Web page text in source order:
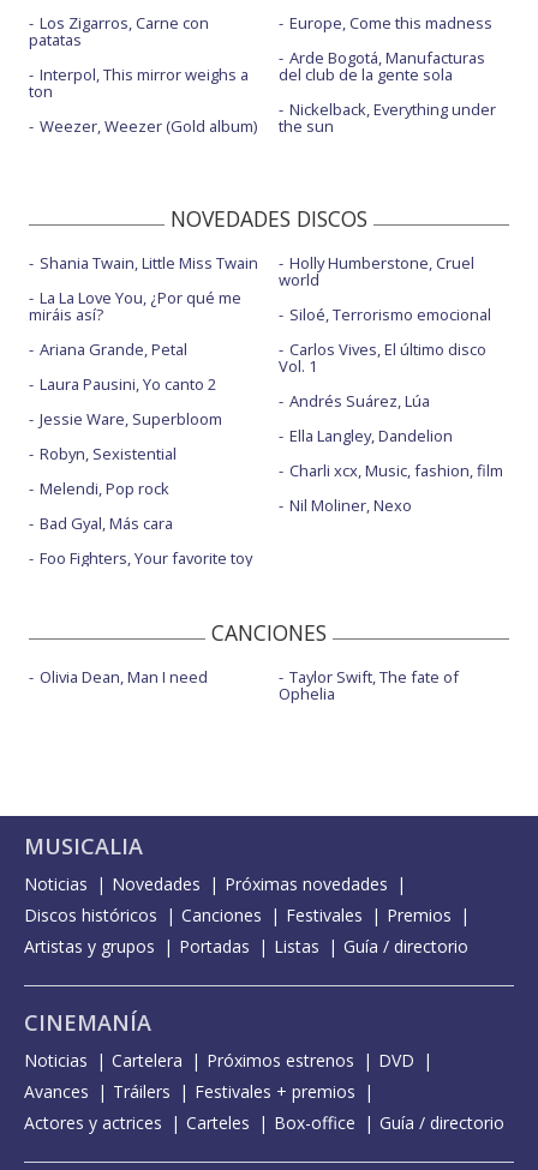
Los Zigarros, Carne con
patatas
Interpol, This mirror weighs a
ton
Weezer, Weezer (Gold album)
Europe, Come this madness
Arde Bogotá, Manufacturas
del club de la gente sola
Nickelback, Everything under
the sun
NOVEDADES DISCOS
Shania Twain, Little Miss Twain
La La Love You, ¿Por qué me
miráis así?
Ariana Grande, Petal
Laura Pausini, Yo canto 2
Jessie Ware, Superbloom
Robyn, Sexistential
Melendi, Pop rock
Bad Gyal, Más cara
Foo Fighters, Your favorite toy
Holly Humberstone, Cruel
world
Siloé, Terrorismo emocional
Carlos Vives, El último disco
Vol. 1
Andrés Suárez, Lúa
Ella Langley, Dandelion
Charli xcx, Music, fashion, film
Nil Moliner, Nexo
CANCIONES
Olivia Dean, Man I need Taylor Swift, The fate of
Ophelia
MUSICALIA
Noticias Novedades
Próximas novedades
Discos históricos
Canciones Festivales
Premios
Artistas y grupos
Portadas Listas Guía / directorio
CINEMANÍA
Noticias Cartelera Próximos estrenos
DVD
Avances
Tráilers
Festivales + premios
Actores y actrices
Carteles Box-office Guía / directorio